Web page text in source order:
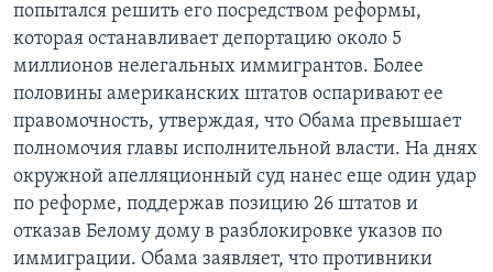
попытался решить его посредством реформы,
которая останавливает депортацию около 5
миллионов нелегальных иммигрантов. Более
половины американских штатов оспаривают ее
правомочность, утверждая, что Обама превышает
полномочия главы исполнительной власти. На днях
окружной апелляционный суд нанес еще один удар
по реформе, поддержав позицию 26 штатов и
отказав Белому дому в разблокировке указов по
иммиграции. Обама заявляет, что противники